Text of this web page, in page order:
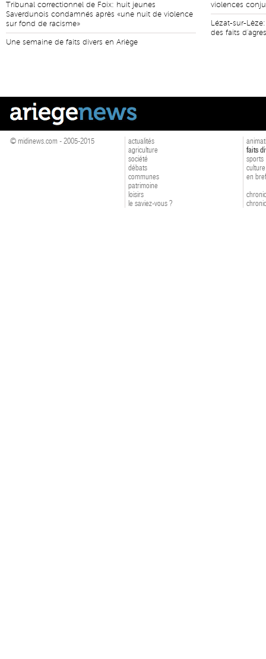
Tribunal correctionnel de Foix: huit jeunes
Saverdunois condamnés après «une nuit de violence
sur fond de racisme»
Une semaine de faits divers en Ariège
violences
Lézat-sur-
des faits
© midinews.com - 2005-2015
actualités
agriculture
société
débats
communes
patrimoine
loisirs
le saviez-vous ?
faits
sports
culture
en bref